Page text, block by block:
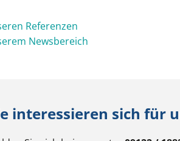
Referenzen
Newsbereich
interessieren sich für